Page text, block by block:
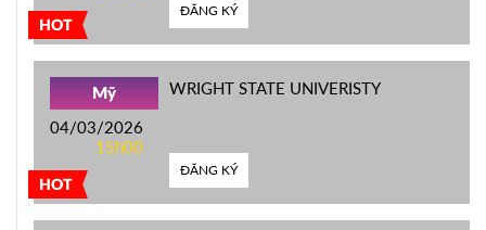
HOT
ĐĂNG KÝ
HOT
Mỹ
04/03/2026
15h00
WRIGHT STATE UNIVERISTY
ĐĂNG KÝ